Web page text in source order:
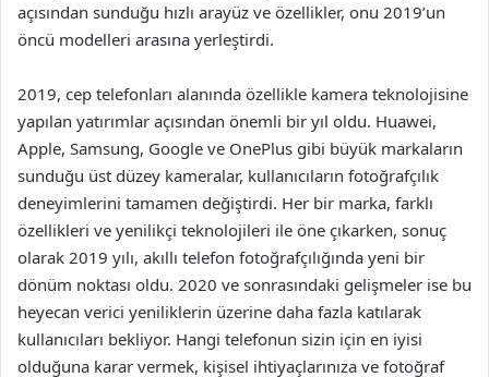
açısından sunduğu hızlı arayüz ve özellikler, onu 2019’un
öncü modelleri arasına yerleştirdi.
2019, cep telefonları alanında özellikle kamera teknolojisine
yapılan yatırımlar açısından önemli bir yıl oldu. Huawei,
Apple, Samsung, Google ve OnePlus gibi büyük markaların
sunduğu üst düzey kameralar, kullanıcıların fotoğrafçılık
deneyimlerini tamamen değiştirdi. Her bir marka, farklı
özellikleri ve yenilikçi teknolojileri ile öne çıkarken, sonuç
olarak 2019 yılı, akıllı telefon fotoğrafçılığında yeni bir
dönüm noktası oldu. 2020 ve sonrasındaki gelişmeler ise bu
heyecan verici yeniliklerin üzerine daha fazla katılarak
kullanıcıları bekliyor. Hangi telefonun sizin için en iyisi
olduğuna karar vermek, kişisel ihtiyaçlarınıza ve fotoğraf